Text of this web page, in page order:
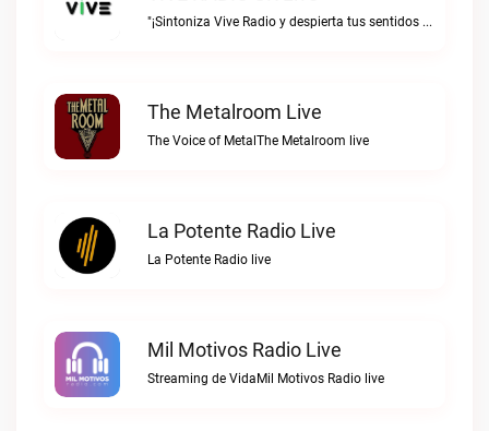
"¡Sintoniza Vive Radio y despierta tus sentidos al ritmo de la vida!"VIVE RADIO CR live
The Metalroom Live
The Voice of MetalThe Metalroom live
La Potente Radio Live
La Potente Radio live
Mil Motivos Radio Live
Streaming de VidaMil Motivos Radio live